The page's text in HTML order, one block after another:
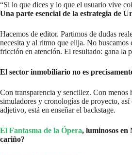
“Si lo que dices y lo que el usuario vive
Una parte esencial de la estrategia de
Hacemos de editor. Partimos de dudas
necesita y al ritmo que elija. No
fricción en atención. El resultado: gana la
El sector inmobiliario no es
Con transparencia y sencillez. Con menos
simuladores y cronologías de proyecto,
adjetivo, está en enseñar el backstage.
El Fantasma de la Ópera, luminosos
cariño?